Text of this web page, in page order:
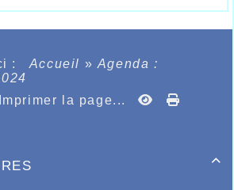
: Accueil » Agenda :
Imprimer la page...
